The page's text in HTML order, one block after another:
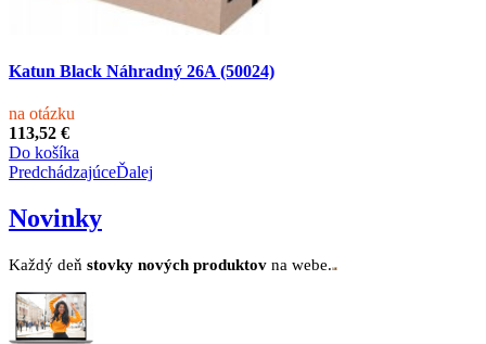
Katun Black Náhradný 26A (50024)
na otázku
113,52 €
Do košíka
PredchádzajúceĎalej
Novinky
Každý deň stovky nových produktov na webe.